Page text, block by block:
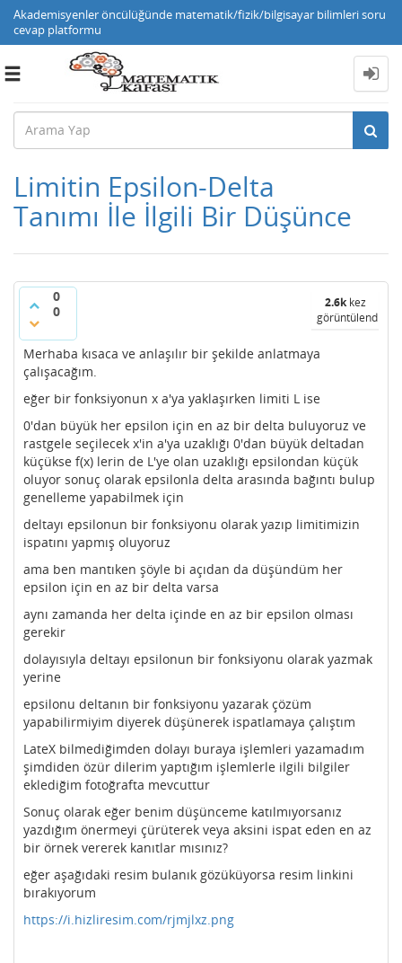
Akademisyenler öncülüğünde matematik/fizik/bilgisayar bilimleri soru
cevap platformu
Toggle
Limitin Epsilon-Delta
Tanımı İle İlgili Bir Düşünce
0
0
2.6kkez
görüntülendi
Merhaba kısaca ve anlaşılır bir şekilde anlatmaya
çalışacağım.
eğer bir fonksiyonun x a'ya yaklaşırken limiti L ise
0'dan büyük her epsilon için en az bir delta buluyoruz ve
rastgele seçilecek x'in a'ya uzaklığı 0'dan büyük deltadan
küçükse f(x) lerin de L'ye olan uzaklığı epsilondan küçük
oluyor sonuç olarak epsilonla delta arasında bağıntı bulup
genelleme yapabilmek için
deltayı epsilonun bir fonksiyonu olarak yazıp limitimizin
ispatını yapmış oluyoruz
ama ben mantıken şöyle bi açıdan da düşündüm her
epsilon için en az bir delta varsa
aynı zamanda her delta içinde en az bir epsilon olması
gerekir
dolayısıyla deltayı epsilonun bir fonksiyonu olarak yazmak
yerine
epsilonu deltanın bir fonksiyonu yazarak çözüm
yapabilirmiyim diyerek düşünerek ispatlamaya çalıştım
LateX bilmediğimden dolayı buraya işlemleri yazamadım
şimdiden özür dilerim yaptığım işlemlerle ilgili bilgiler
eklediğim fotoğrafta mevcuttur
Sonuç olarak eğer benim düşünceme katılmıyorsanız
yazdığım önermeyi çürüterek veya aksini ispat eden en az
bir örnek vererek kanıtlar mısınız?
eğer aşağıdaki resim bulanık gözüküyorsa resim linkini
bırakıyorum
https://i.hizliresim.com/rjmjlxz.png